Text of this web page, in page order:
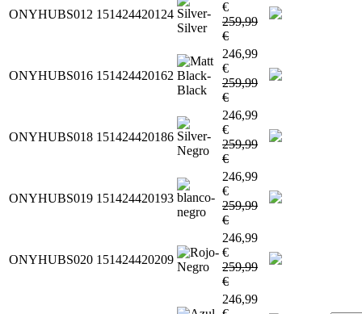
ONYHUBS012 151424420124
€
259,99
€
ONYHUBS016 151424420162
246,99
€
259,99
€
ONYHUBS018 151424420186
246,99
€
259,99
€
ONYHUBS019 151424420193
246,99
€
259,99
€
ONYHUBS020 151424420209
246,99
€
259,99
€
246,99